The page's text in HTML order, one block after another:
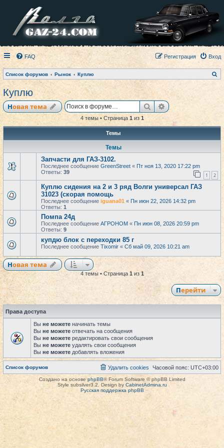
FAQ Вход
Регистрация
Список форумов Рынок Куплю
о
Куплю
Новая тема ПоискРасширенный
4 темы • Страница 1из 1
Темы
Темы
Запчасти для ГАЗ-3102.
Последнее сообщение GreenStreet « Пт ноя 13, 2020 17:22 pm
Ответы: 39 1 2
Куплю сидения на 2 и 3 ряд Волги универсал ГАЗ
31023 (скорая помощь
Последнее сообщение iguana01 « Пн июн 22, 2026 14:32 pm
Ответы: 1
Помпа 24д
Последнее сообщение АГРОНОМ « Пн июн 08, 2026 20:59 pm
Ответы: 9
купдю блок с переходки 85 г
Последнее сообщение Tixomir « Сб май 09, 2026 10:21 am
Новая тема
4 темы • Страница 1 из 1
Перейти
Права доступа
Вы не можете начинать темы
Вы не можете отвечать на сообщения
Вы не можете редактировать свои сообщения
Вы не можете удалять свои сообщения
Вы не можете добавлять вложения
Список форумов Часовой пояс: UTC+03:00
Удалить cookies
Создано на основе phpBB® Forum Software © phpBB Limited
Style subsilver3.2. Design by CabinetAdmina.ru
Русская поддержка phpBB